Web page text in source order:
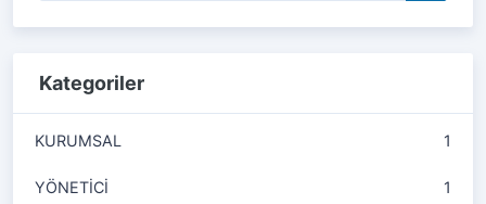
Kategoriler
KURUMSAL 1
YÖNETİCİ 1